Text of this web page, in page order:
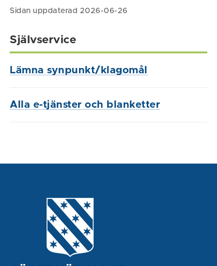
Sidan uppdaterad 2026-06-26
Självservice
Lämna synpunkt/klagomål
Alla e-tjänster och blanketter